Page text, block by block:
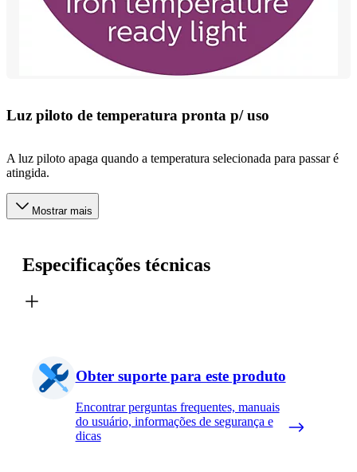
Luz piloto de temperatura pronta p/ uso
A luz piloto apaga quando a temperatura selecionada para passar é
atingida.
Mostrar mais
Especificações técnicas
Obter suporte para este produto
Encontrar perguntas frequentes, manuais
do usuário, informações de segurança e
dicas